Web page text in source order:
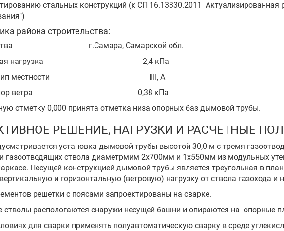
стальных конструкций (к СП 16.13330.2011
района строительства:
г.Самара, Самарской обл.
снеговая нагрузка 2,4 кПа
тип местности IIII, А
напор ветра 0,38 кПа
отметку 0,000 принята отметка низа опорных баз дымовой трубы.
РЕШЕНИЕ, НАГРУЗКИ И РАСЧЕТНЫЕ
установка дымовой трубы высотой 30,0 м с тремя
газоотводящих ствола диаметрмим 2х700мм и 1х550мм из модульных
Несущей конструкцией дымовой трубы является треугольная в
и горизонтальную (ветровую) нагрузку от ствола газохода и
решетки с поясами запроектированы на сварке.
стволы распологаются снаружи несущей башни и опираются на опорные
для сварки применять полуавтоматическую сварку в среде